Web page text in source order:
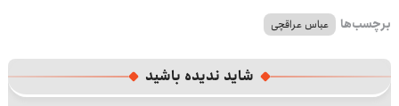
برچسب‌ها عباس عراقچی
شاید ندیده باشید